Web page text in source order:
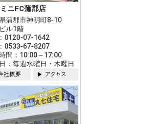
ニFC蒲郡店
蒲郡市神明町8-10
ル1階
0120-07-1642
0533-67-8207
間：10:00～17:00
：毎週水曜日・木曜日